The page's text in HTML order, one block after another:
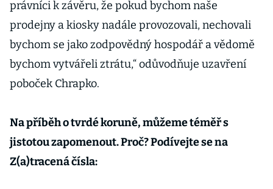
právníci k závěru, že pokud bychom naše
prodejny a kiosky nadále provozovali, nechovali
bychom se jako zodpovědný hospodář a vědomě
bychom vytvářeli ztrátu,“ odůvodňuje uzavření
poboček Chrapko.
Na příběh o tvrdé koruně, můžeme téměř s
jistotou zapomenout. Proč? Podívejte se na
Z(a)tracená čísla: